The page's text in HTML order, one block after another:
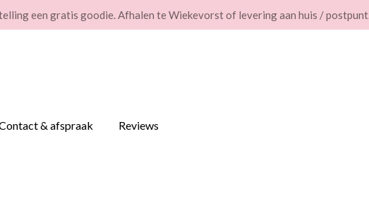
een gratis goodie. Afhalen te Wiekevorst of levering aan huis / postpunt.
& afspraak Reviews